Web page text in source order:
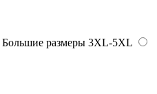
Большие размеры 3XL-5XL